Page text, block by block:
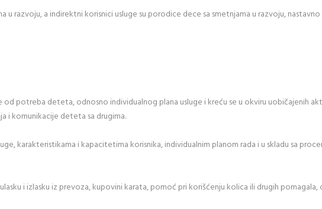
u razvoju, a indirektni korisnici usluge su porodice dece sa smetnjama u razvoju,
potreba deteta, odnosno individualnog plana usluge i kreću se u okviru uobičajenih
i komunikacije deteta sa drugima.
karakteristikama i kapacitetima korisnika, individualnim planom rada i u skladu sa
i izlasku iz prevoza, kupovini karata, pomoć pri korišćenju kolica ili drugih